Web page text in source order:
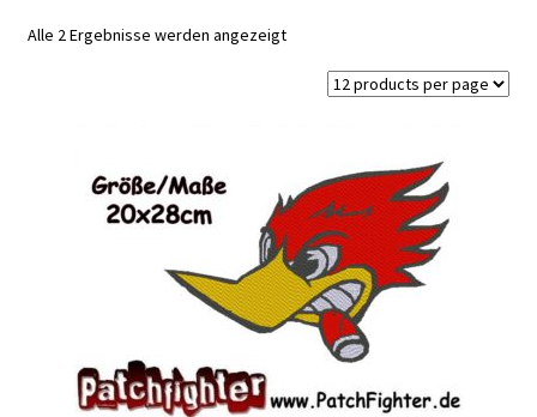
Alle 2 Ergebnisse werden angezeigtNach
sortiert